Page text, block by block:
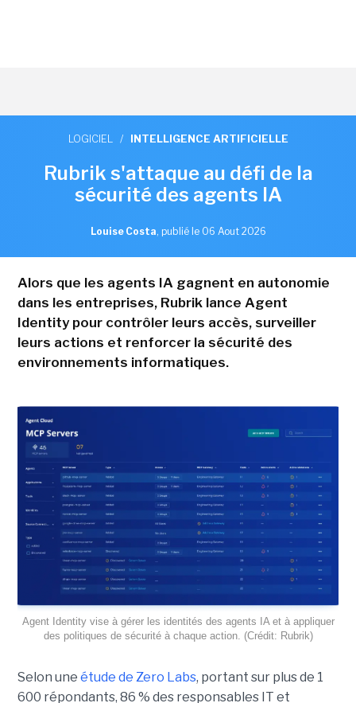
LOGICIEL / INTELLIGENCE ARTIFICIELLE
Rubrik s'attaque au défi de la
sécurité des agents IA
Louise Costa, publié le 06 Aout 2026
Alors que les agents IA gagnent en autonomie
dans les entreprises, Rubrik lance Agent
Identity pour contrôler leurs accès, surveiller
leurs actions et renforcer la sécurité des
environnements informatiques.
Agent Identity vise à gérer les identités des agents IA et à appliquer
des politiques de sécurité à chaque action. (Crédit: Rubrik)
Selon une étude de Zero Labs, portant sur plus de 1
600 répondants, 86 % des responsables IT et